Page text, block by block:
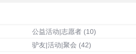
公益活动|志愿者 (10)
驴友|活动|聚会 (42)